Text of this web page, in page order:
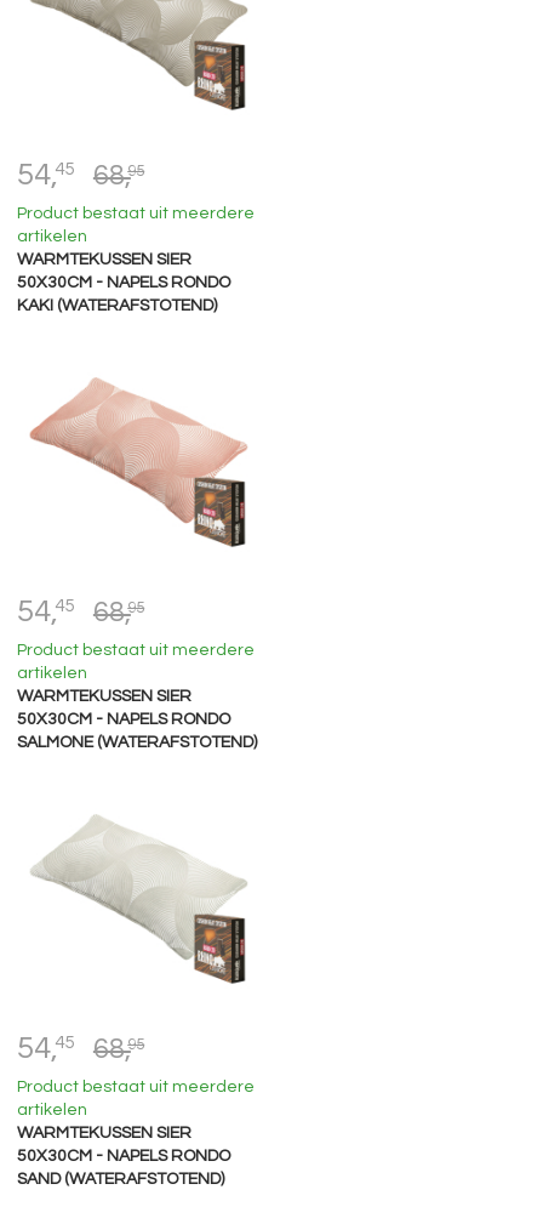
54,45 68,95
Product bestaat uit meerdere
artikelen
WARMTEKUSSEN SIER
50X30CM - NAPELS RONDO
KAKI (WATERAFSTOTEND)
54,45 68,95
Product bestaat uit meerdere
artikelen
WARMTEKUSSEN SIER
50X30CM - NAPELS RONDO
SALMONE (WATERAFSTOTEND)
54,45 68,95
Product bestaat uit meerdere
artikelen
WARMTEKUSSEN SIER
50X30CM - NAPELS RONDO
SAND (WATERAFSTOTEND)